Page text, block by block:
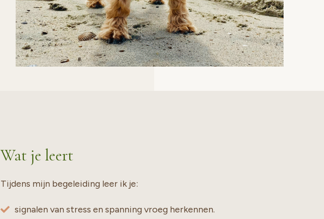
Wat je leert
Tijdens mijn begeleiding leer ik je:
signalen van stress en spanning vroeg herkennen.